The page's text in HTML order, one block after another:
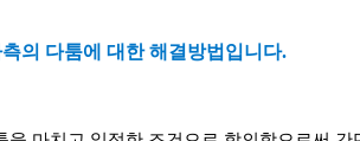
의 다툼에 대한 해결방법입니다.